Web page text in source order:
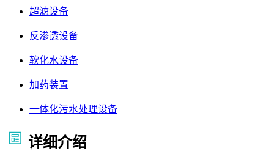
超滤设备
反渗透设备
软化水设备
加药装置
一体化污水处理设备
详细介绍